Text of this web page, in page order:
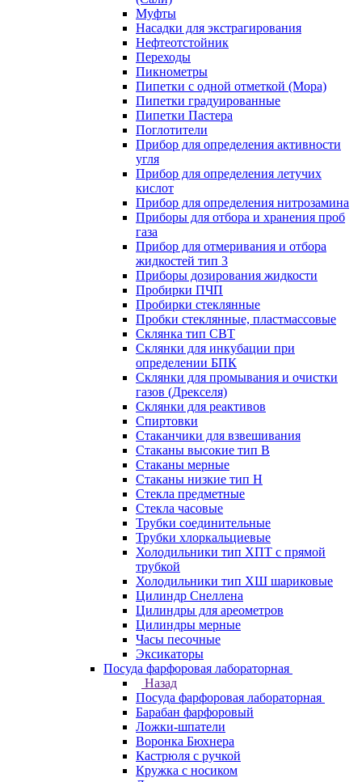
Муфты
Насадки для экстрагирования
Нефтеотстойник
Переходы
Пикнометры
Пипетки с одной отметкой (Мора)
Пипетки градуированные
Пипетки Пастера
Поглотители
Прибор для определения активности
угля
Прибор для определения летучих
кислот
Прибор для определения нитрозамина
Приборы для отбора и хранения проб
газа
Прибор для отмеривания и отбора
жидкостей тип 3
Приборы дозирования жидкости
Пробирки ПЧП
Пробирки стеклянные
Пробки стеклянные, пластмассовые
Склянка тип СВТ
Склянки для инкубации при
определении БПК
Склянки для промывания и очистки
газов (Дрекселя)
Склянки для реактивов
Спиртовки
Стаканчики для взвешивания
Стаканы высокие тип В
Стаканы мерные
Стаканы низкие тип Н
Стекла предметные
Стекла часовые
Трубки соединительные
Трубки хлоркальциевые
Холодильники тип ХПТ с прямой
трубкой
Холодильники тип ХШ шариковые
Цилиндр Снеллена
Цилиндры для ареометров
Цилиндры мерные
Часы песочные
Эксикаторы
Посуда фарфоровая лабораторная
Назад
Посуда фарфоровая лабораторная
Барабан фарфоровый
Ложки-шпатели
Воронка Бюхнера
Кастрюля с ручкой
Кружка с носиком